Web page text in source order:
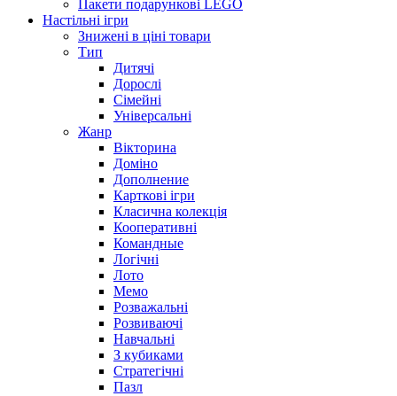
Пакети подарункові LEGO
Настільні ігри
Знижені в ціні товари
Тип
Дитячі
Дорослі
Сімейні
Універсальні
Жанр
Вікторина
Доміно
Дополнение
Карткові ігри
Класична колекція
Кооперативні
Командные
Логічні
Лото
Мемо
Розважальні
Розвиваючі
Навчальні
З кубиками
Стратегічні
Пазл